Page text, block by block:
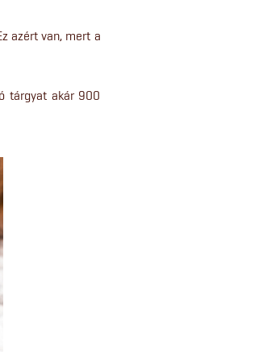
azért van, mert a
tárgyat akár 900